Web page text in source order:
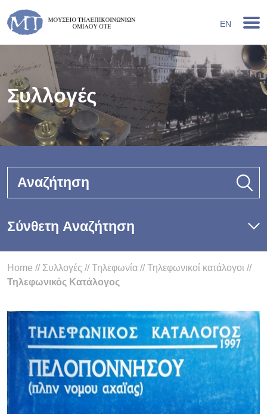
EN
Συλλογές
Αναζήτηση
Σύνθετη Αναζήτηση
Home // Συλλογές //Τηλεφωνία //Τηλεφωνικοί κατάλογοι //
Τηλεφωνικός Κατάλογος